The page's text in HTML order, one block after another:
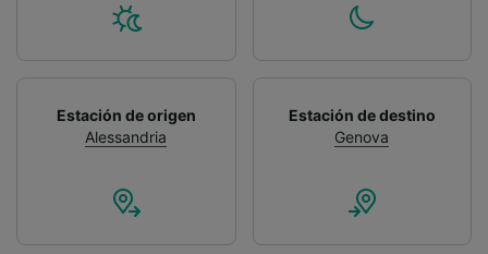
Estación de origen
Alessandria
Estación de destino
Genova